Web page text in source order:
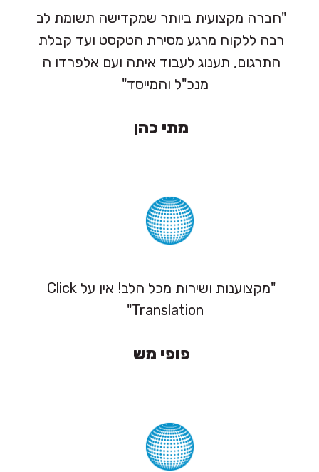
"חברה מקצועית ביותר שמקדישה תשומת לב
רבה ללקוח מרגע מסירת הטקסט ועד קבלת
התרגום, תענוג לעבוד איתה ועם אלפרדו ה
מנכ"ל והמייסד"
מתי כהן
"מקצוענות ושירות מכל הלב! אין על Click
Translation"
פופי מש